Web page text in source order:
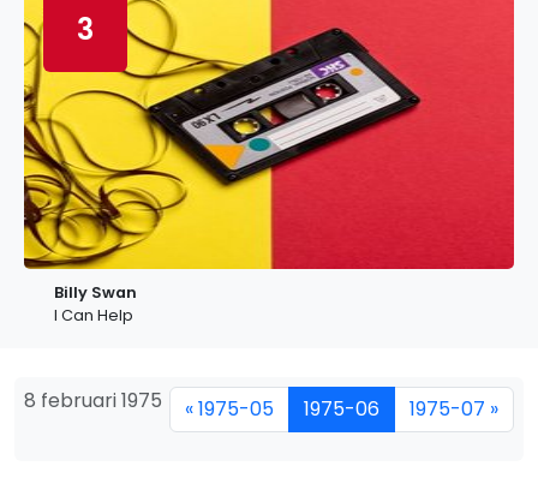
3
Billy Swan
I Can Help
8 februari 1975 « 1975-05 1975-06 1975-07 »